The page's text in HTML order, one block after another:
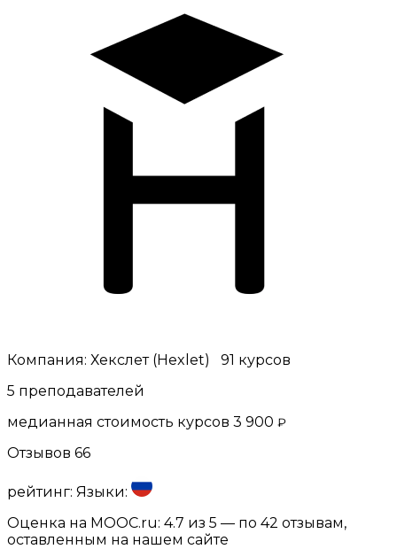
Компания: Хекслет (Hexlet)
91 курсов
5 преподавателей
медианная стоимость курсов 3 900 ₽
Отзывов 66
рейтинг: Языки:
Оценка на MOOC.ru: 4.7 из 5 — по 42 отзывам,
оставленным на нашем сайте